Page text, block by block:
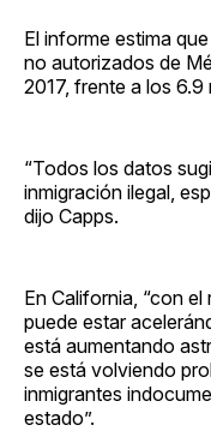
El informe estima
no autorizados de
2017, frente a los 6.9
“Todos los datos
inmigración ilegal,
dijo Capps.
En California, “con
puede estar
está aumentando
se está volviendo
inmigrantes
estado”.